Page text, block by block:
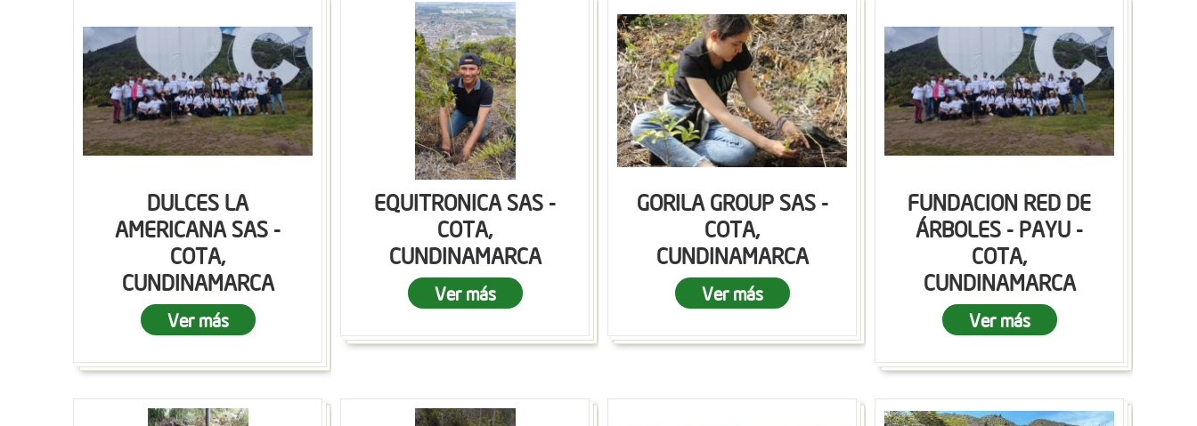
DULCES LA
AMERICANA SAS -
COTA,
CUNDINAMARCA
Ver más
EQUITRONICA SAS -
COTA,
CUNDINAMARCA
Ver más
GORILA GROUP SAS -
COTA,
CUNDINAMARCA
Ver más
FUNDACION RED DE
ÁRBOLES - PAYU -
COTA,
CUNDINAMARCA
Ver más